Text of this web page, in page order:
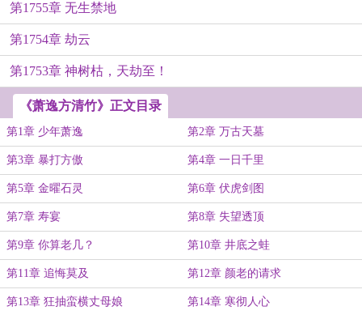
第1755章 无生禁地
第1754章 劫云
第1753章 神树枯，天劫至！
《萧逸方清竹》正文目录
第1章 少年萧逸 第2章 万古天墓
第3章 暴打方傲 第4章 一日千里
第5章 金曜石灵 第6章 伏虎剑图
第7章 寿宴 第8章 失望透顶
第9章 你算老几？ 第10章 井底之蛙
第11章 追悔莫及 第12章 颜老的请求
第13章 狂抽蛮横丈母娘 第14章 寒彻人心